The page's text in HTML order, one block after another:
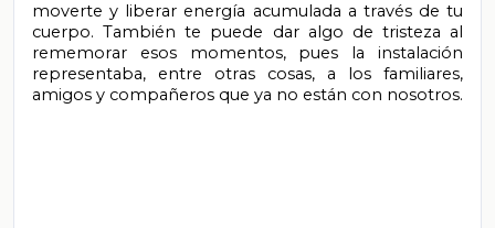
moverte y liberar energía acumulada a través de tu
cuerpo. También te puede dar algo de tristeza al
rememorar esos momentos, pues la instalación
representaba, entre otras cosas, a los familiares,
amigos y compañeros que ya no están con nosotros.